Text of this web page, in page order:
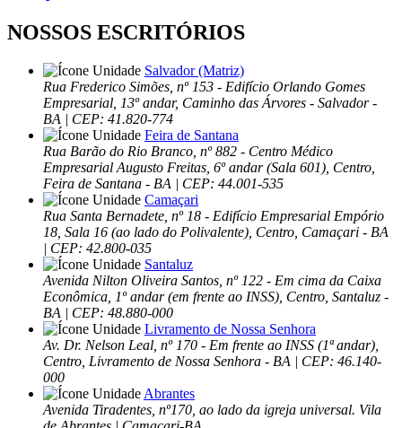
NOSSOS ESCRITÓRIOS
Salvador (Matriz)
Rua Frederico Simões, nº 153 - Edifício Orlando Gomes
Empresarial, 13º andar, Caminho das Árvores - Salvador -
BA | CEP: 41.820-774
Feira de Santana
Rua Barão do Rio Branco, nº 882 - Centro Médico
Empresarial Augusto Freitas, 6º andar (Sala 601), Centro,
Feira de Santana - BA | CEP: 44.001-535
Camaçari
Rua Santa Bernadete, nº 18 - Edifício Empresarial Empório
18, Sala 16 (ao lado do Polivalente), Centro, Camaçari - BA
| CEP: 42.800-035
Santaluz
Avenida Nilton Oliveira Santos, nº 122 - Em cima da Caixa
Econômica, 1º andar (em frente ao INSS), Centro, Santaluz -
BA | CEP: 48.880-000
Livramento de Nossa Senhora
Av. Dr. Nelson Leal, nº 170 - Em frente ao INSS (1ª andar),
Centro, Livramento de Nossa Senhora - BA | CEP: 46.140-
000
Abrantes
Avenida Tiradentes, nº170, ao lado da igreja universal. Vila